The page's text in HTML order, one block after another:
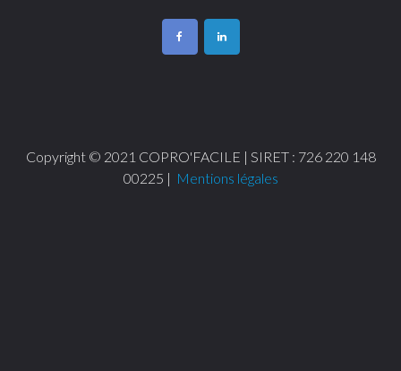
Copyright © 2021 COPRO'FACILE | SIRET : 726 220 148
00225 | Mentions légales